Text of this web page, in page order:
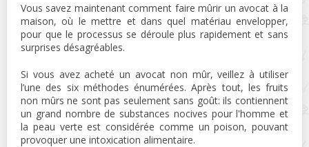
Vous savez maintenant comment faire mûrir un avocat à la
maison, où le mettre et dans quel matériau envelopper,
pour que le processus se déroule plus rapidement et sans
surprises désagréables.
Si vous avez acheté un avocat non mûr, veillez à utiliser
l’une des six méthodes énumérées. Après tout, les fruits
non mûrs ne sont pas seulement sans goût: ils contiennent
un grand nombre de substances nocives pour l'homme et
la peau verte est considérée comme un poison, pouvant
provoquer une intoxication alimentaire.